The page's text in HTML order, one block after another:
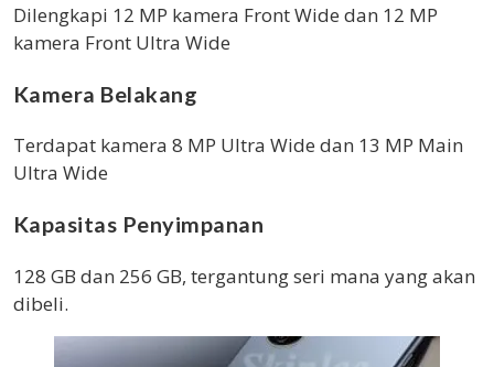
Dilengkapi 12 MP kamera Front Wide dan 12 MP
kamera Front Ultra Wide
Kamera Belakang
Terdapat kamera 8 MP Ultra Wide dan 13 MP Main
Ultra Wide
Kapasitas Penyimpanan
128 GB dan 256 GB, tergantung seri mana yang akan
dibeli.